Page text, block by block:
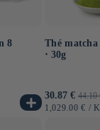
8
Thé matcha
⋅ 30g
Prix
30.87 € Prix
44.10
PRIX
1,029.00 € /